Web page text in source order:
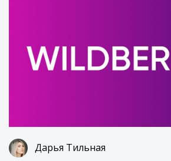
Дарья Тильная